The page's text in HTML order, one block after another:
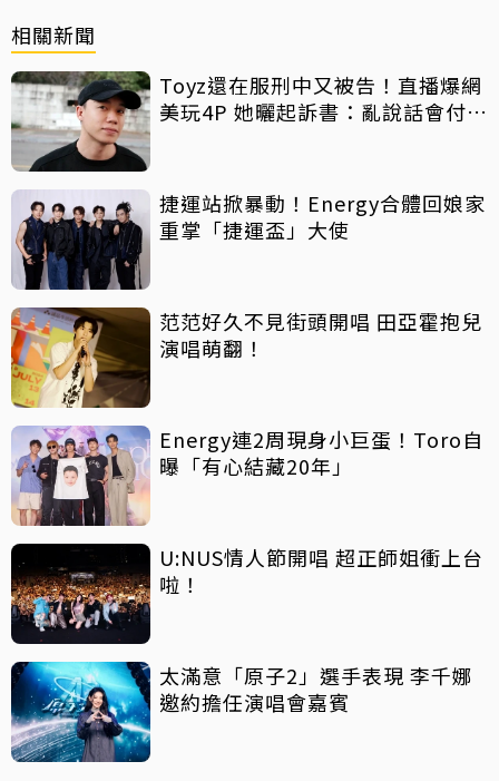
相關新聞
Toyz還在服刑中又被告！直播爆網
美玩4P 她曬起訴書：亂說話會付出
捷運站掀暴動！Energy合體回娘家
重掌「捷運盃」大使
范范好久不見街頭開唱 田亞霍抱兒
演唱萌翻！
Energy連2周現身小巨蛋！Toro自
曝「有心結藏20年」
U:NUS情人節開唱 超正師姐衝上台
啦！
太滿意「原子2」選手表現 李千娜
邀約擔任演唱會嘉賓